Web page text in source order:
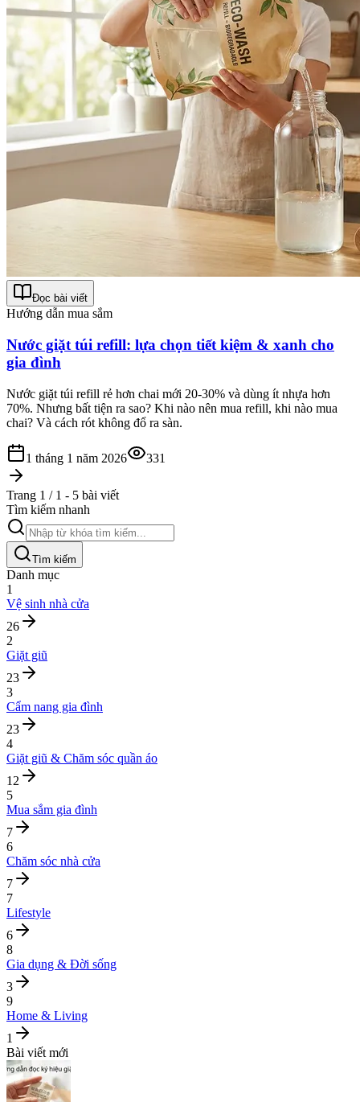
Đọc bài viết
Hướng dẫn mua sắm
Nước giặt túi refill: lựa chọn tiết kiệm & xanh cho
gia đình
Nước giặt túi refill rẻ hơn chai mới 20-30% và dùng ít nhựa hơn
70%. Nhưng bất tiện ra sao? Khi nào nên mua refill, khi nào mua
chai? Và cách rót không đổ ra sàn.
1 tháng 1 năm 2026 331
Trang 1 / 1 - 5 bài viết
Tìm kiếm nhanh
Tìm kiếm
Danh mục
1
Vệ sinh nhà cửa
26
2
Giặt giũ
23
3
Cẩm nang gia đình
23
4
Giặt giũ & Chăm sóc quần áo
12
5
Mua sắm gia đình
7
6
Chăm sóc nhà cửa
7
7
Lifestyle
6
8
Gia dụng & Đời sống
3
9
Home & Living
1
Bài viết mới